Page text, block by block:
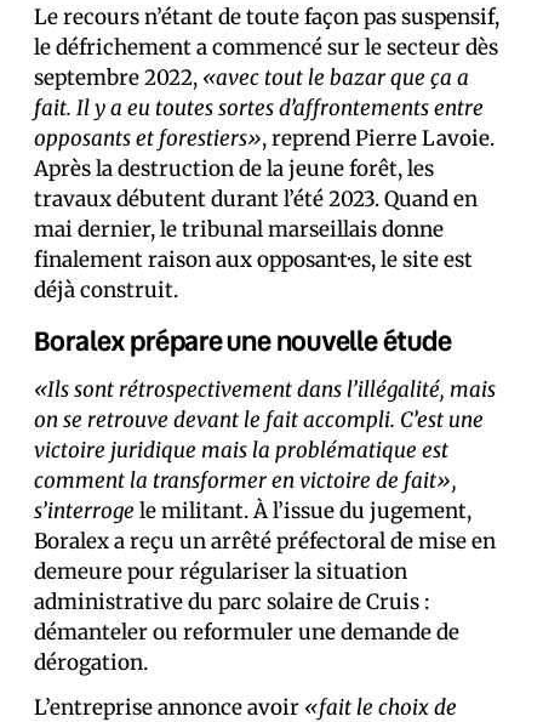
Le recours n’étant de toute façon pas suspensif,
le défrichement a commencé sur le secteur dès
septembre 2022, «avec tout le bazar que ça a
fait. Il y a eu toutes sortes d’affrontements entre
opposants et forestiers», reprend Pierre Lavoie.
Après la destruction de la jeune forêt, les
travaux débutent durant l’été 2023. Quand en
mai dernier, le tribunal marseillais donne
finalement raison aux opposant·es, le site est
déjà construit.
Boralex prépare une nouvelle étude
«Ils sont rétrospectivement dans l’illégalité, mais
on se retrouve devant le fait accompli. C’est une
victoire juridique mais la problématique est
comment la transformer en victoire de fait»,
s’interroge le militant. À l’issue du jugement,
Boralex a reçu un arrêté préfectoral de mise en
demeure pour régulariser la situation
administrative du parc solaire de Cruis :
démanteler ou reformuler une demande de
dérogation.
L’entreprise annonce avoir «fait le choix de